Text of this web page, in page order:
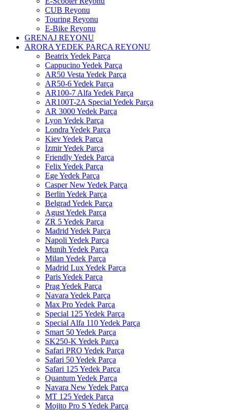
CUB Reyonu
Touring Reyonu
E-Bike Reyonu
GRENAJ REYONU
ARORA YEDEK PARÇA REYONU
Beatrix Yedek Parça
Cappucino Yedek Parça
AR50 Vesta Yedek Parça
AR50-6 Yedek Parça
AR100-7 Alfa Yedek Parça
AR100T-2A Special Yedek Parça
AR 3000 Yedek Parça
Lyon Yedek Parça
Londra Yedek Parça
Kiev Yedek Parça
İzmir Yedek Parça
Friendly Yedek Parça
Felix Yedek Parça
Ege Yedek Parça
Casper New Yedek Parça
Berlin Yedek Parça
Belgrad Yedek Parça
Agust Yedek Parça
ZR 5 Yedek Parça
Madrid Yedek Parça
Napoli Yedek Parça
Munih Yedek Parça
Milan Yedek Parça
Madrid Lux Yedek Parça
Paris Yedek Parça
Prag Yedek Parça
Navara Yedek Parça
Max Pro Yedek Parça
Special 125 Yedek Parça
Special Alfa 110 Yedek Parça
Smart 50 Yedek Parça
SK250-K Yedek Parça
Safari PRO Yedek Parça
Safari 50 Yedek Parça
Safari 125 Yedek Parça
Quantum Yedek Parça
Navara New Yedek Parça
MT 125 Yedek Parça
Mojito Pro S Yedek Parça